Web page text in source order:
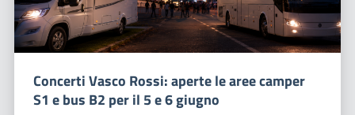
Concerti Vasco Rossi: aperte le aree camper
S1 e bus B2 per il 5 e 6 giugno